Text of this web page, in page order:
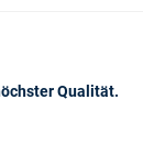
Qualität.